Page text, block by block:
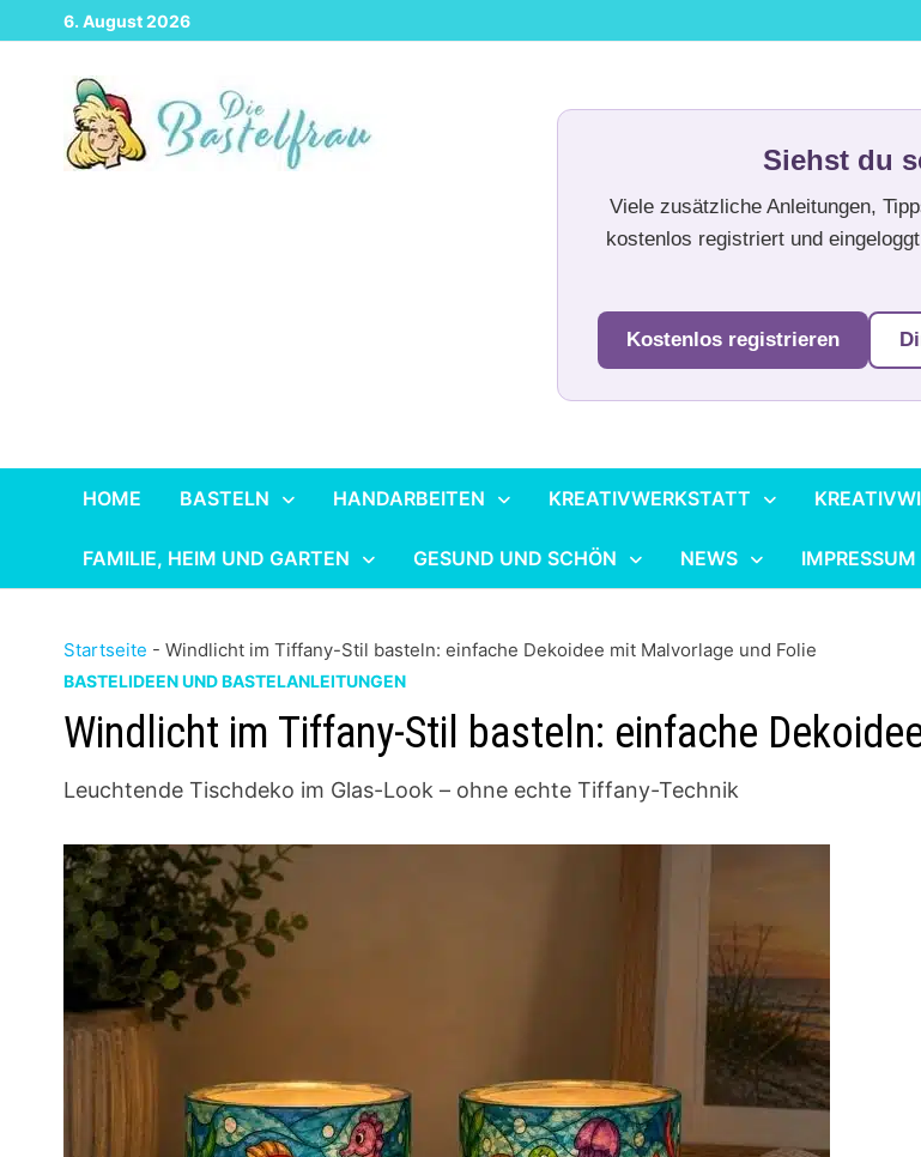
Zurück
zum
6. August 2026
Siehst du
Viele zusätzliche Anleitungen,
kostenlos registriert und
Kostenlos registrieren
HOME BASTELN HANDARBEITEN KREATIVWERKSTATT
FAMILIE, HEIM UND GARTEN GESUND UND SCHÖN NEWS
Startseite -Windlicht im Tiffany-Stil basteln: einfache Dekoidee mit Malvorlage und Folie
BASTELIDEEN UND BASTELANLEITUNGEN
Windlicht im Tiffany-Stil basteln: einfache
Leuchtende Tischdeko im Glas-Look – ohne echte Tiffany-Technik